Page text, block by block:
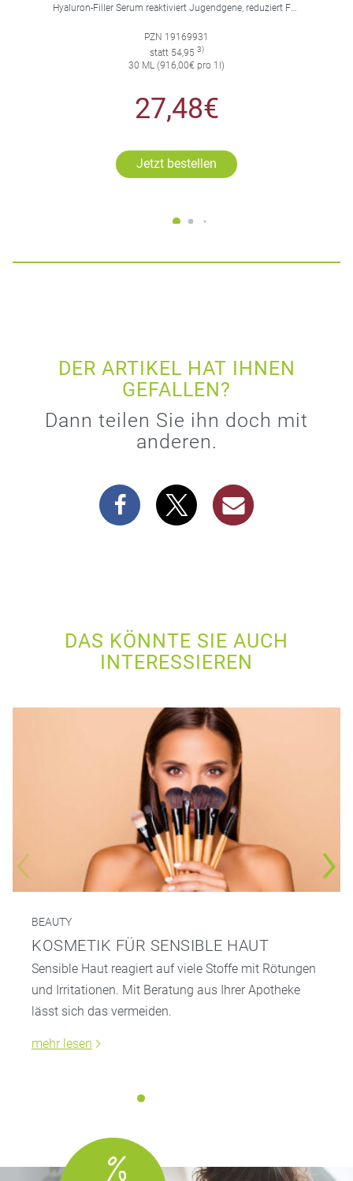
PZN 19169931
statt 54,95 3)
30 ML (916,00€ pro 1l)
27,48€
Jetzt bestellen
DER ARTIKEL HAT IHNEN
GEFALLEN?
Dann teilen Sie ihn doch mit
anderen.
DAS KÖNNTE SIE AUCH
INTERESSIEREN
BEAUTY
KOSMETIK FÜR SENSIBLE HAUT
Sensible Haut reagiert auf viele Stoffe mit Rötungen
und Irritationen. Mit Beratung aus Ihrer Apotheke
lässt sich das vermeiden.
mehr lesen